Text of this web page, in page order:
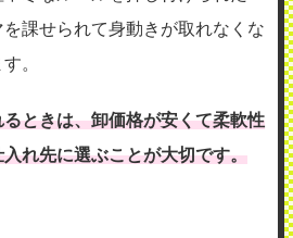
課せられて身動きが取れなくな
。
ときは、卸価格が安くて柔軟性
れ先に選ぶことが大切です。